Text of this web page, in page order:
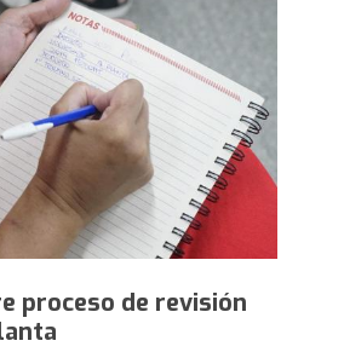
proceso de revisión